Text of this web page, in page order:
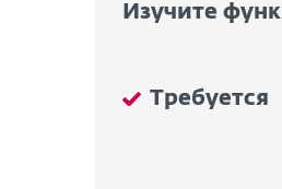
Изучите
Требуется